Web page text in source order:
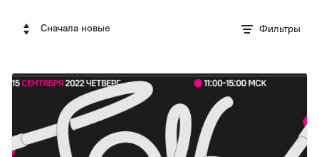
Сначала новые Фильтры